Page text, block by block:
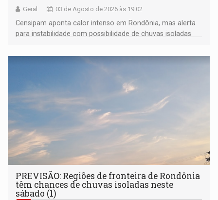
Geral 03 de Agosto de 2026 às 19:02
Censipam aponta calor intenso em Rondônia, mas alerta
para instabilidade com possibilidade de chuvas isoladas
PREVISÃO: Regiões de fronteira de Rondônia
têm chances de chuvas isoladas neste
sábado (1)